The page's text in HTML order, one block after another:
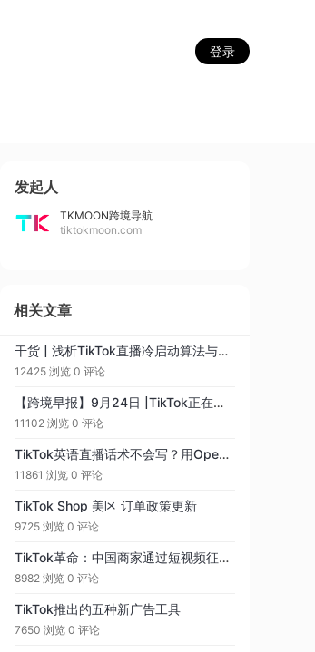
登录
发起人
TKMOON跨境导航
tiktokmoon.com
相关文章
干货 | 浅析TikTok直播冷启动算法与运营建议
12425 浏览 0 评论
【跨境早报】9月24日 |TikTok正在流行的热门
11102 浏览 0 评论
TikTok英语直播话术不会写？用OpenAI免费工具一分钟写100条
11861 浏览 0 评论
TikTok Shop 美区 订单政策更新
9725 浏览 0 评论
TikTok革命：中国商家通过短视频征服全球市场
8982 浏览 0 评论
TikTok推出的五种新广告工具
7650 浏览 0 评论